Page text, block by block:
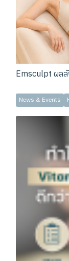
Emsculpt ผล
News & Events